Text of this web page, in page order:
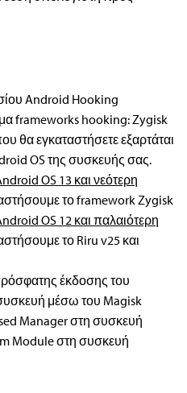
Android Hooking
frameworks hooking: Zygisk
θα εγκαταστήσετε εξαρτάται
OS της συσκευής σας.
OS 13 και νεότερη
το framework Zygisk
OS 12 και παλαιότερη
το Riru v25 και
έκδοσης του
μέσω του Magisk
Manager στη συσκευή
Module στη συσκευή